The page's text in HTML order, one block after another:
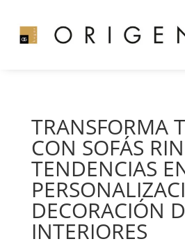
TRANSFORMA
CON SOFÁS
TENDENCIAS
DECORACIÓN
INTERIORES